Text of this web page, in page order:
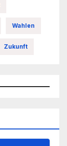
Wahlen
Zukunft